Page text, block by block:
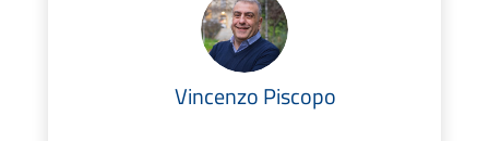
Vincenzo Piscopo